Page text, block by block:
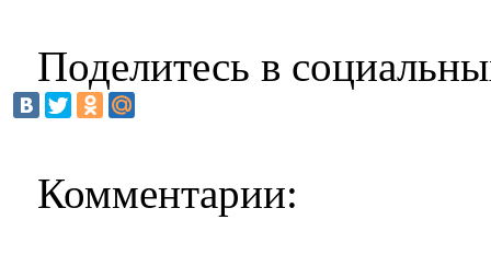
Поделитесь в
Комментарии: